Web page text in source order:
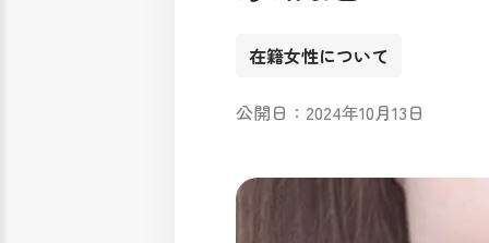
在籍女性について
公開日：2024年10月13日